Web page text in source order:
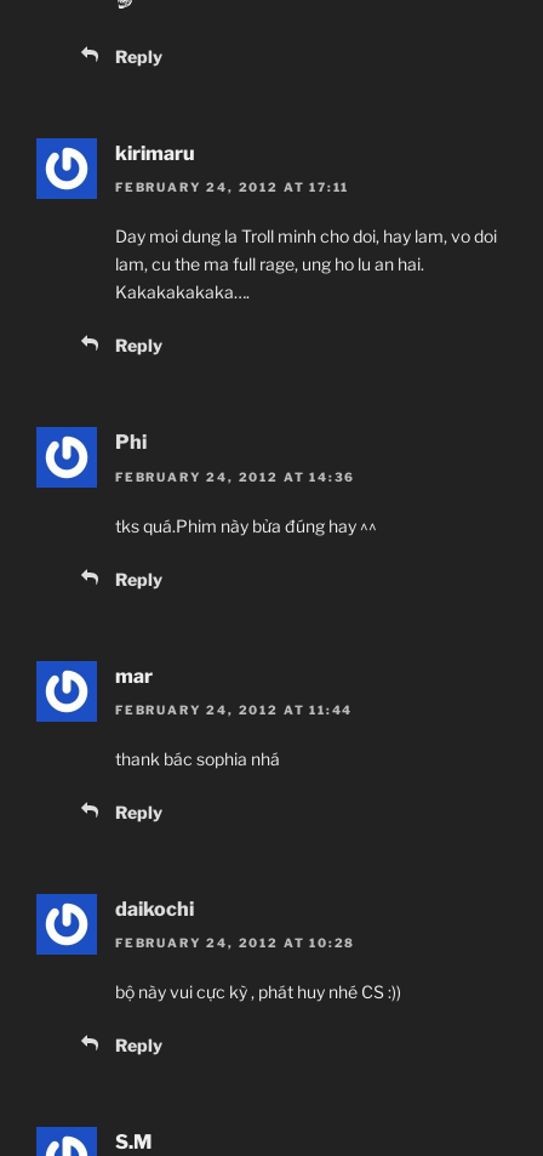
Reply
kirimaru
FEBRUARY 24, 2012 AT 17:11
Day moi dung la Troll minh cho doi, hay lam, vo doi
lam, cu the ma full rage, ung ho lu an hai.
Kakakakakaka….
Reply
Phi
FEBRUARY 24, 2012 AT 14:36
tks quá.Phim này bửa đúng hay ^^
Reply
mar
FEBRUARY 24, 2012 AT 11:44
thank bác sophia nhá
Reply
daikochi
FEBRUARY 24, 2012 AT 10:28
bộ này vui cực kỳ , phát huy nhé CS :))
Reply
S.M